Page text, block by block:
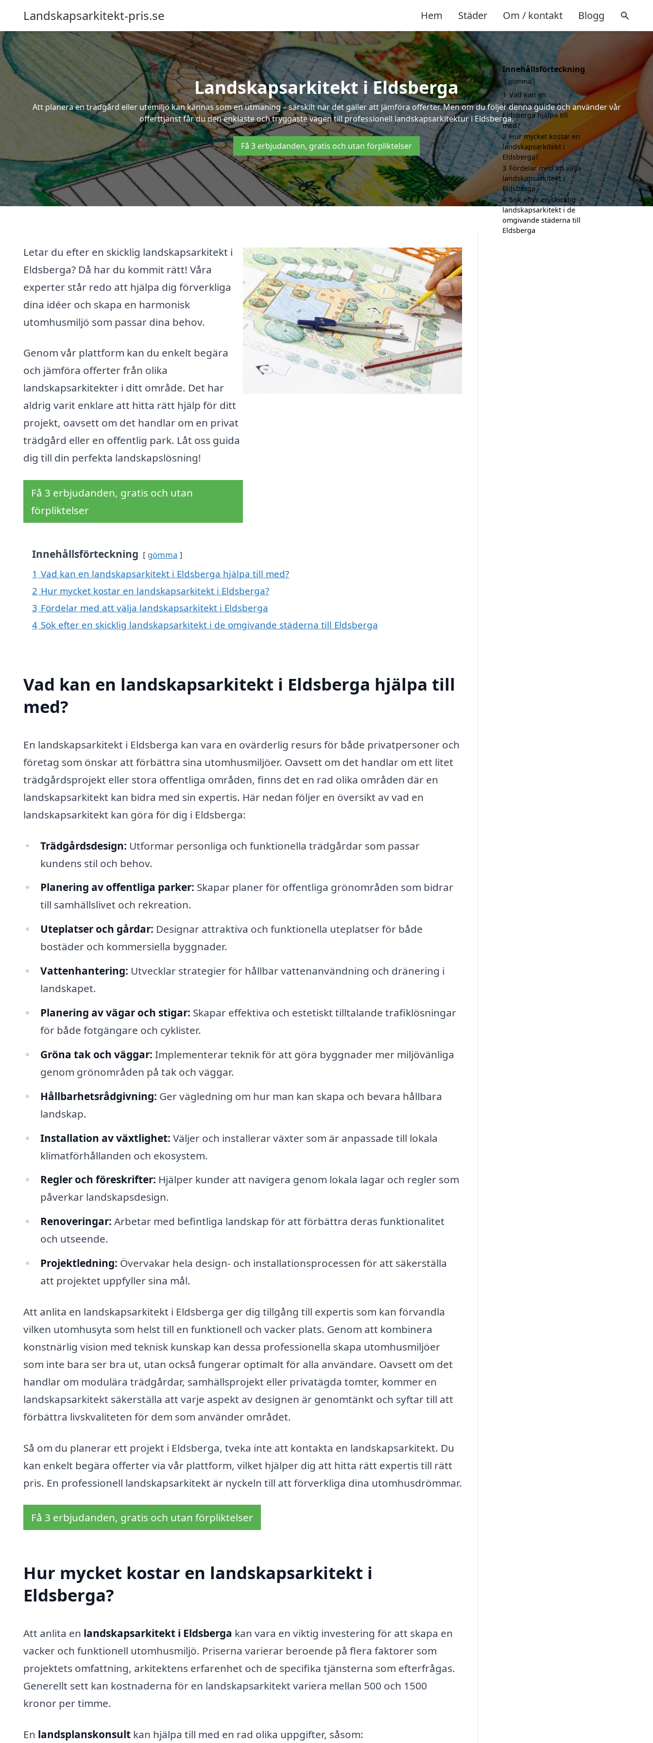
Landskapsarkitekt-pris.se Hem Städer Om / kontakt Blogg
Landskapsarkitekt i Eldsberga
Att planera en trädgård eller utemiljö kan kännas som en utmaning – särskilt när det gäller att jämföra offerter. Men om du följer denna guide och använder vår
offerttjänst får du den enklaste och tryggaste vägen till professionell landskapsarkitektur i Eldsberga.
Få 3 erbjudanden, gratis och utan förpliktelser
Letar du efter en skicklig landskapsarkitekt i
Eldsberga? Då har du kommit rätt! Våra
experter står redo att hjälpa dig förverkliga
dina idéer och skapa en harmonisk
utomhusmiljö som passar dina behov.
Genom vår plattform kan du enkelt begära
och jämföra offerter från olika
landskapsarkitekter i ditt område. Det har
aldrig varit enklare att hitta rätt hjälp för ditt
projekt, oavsett om det handlar om en privat
trädgård eller en offentlig park. Låt oss guida
dig till din perfekta landskapslösning!
Få 3 erbjudanden, gratis och utan
förpliktelser
Innehållsförteckning gömma
1 Vad kan en landskapsarkitekt i Eldsberga hjälpa till med?
2 Hur mycket kostar en landskapsarkitekt i Eldsberga?
3 Fördelar med att välja landskapsarkitekt i Eldsberga
4 Sök efter en skicklig landskapsarkitekt i de omgivande städerna till Eldsberga
Vad kan en landskapsarkitekt i Eldsberga hjälpa till
med?
En landskapsarkitekt i Eldsberga kan vara en ovärderlig resurs för både privatpersoner och
företag som önskar att förbättra sina utomhusmiljöer. Oavsett om det handlar om ett litet
trädgårdsprojekt eller stora offentliga områden, finns det en rad olika områden där en
landskapsarkitekt kan bidra med sin expertis. Här nedan följer en översikt av vad en
landskapsarkitekt kan göra för dig i Eldsberga:
Trädgårdsdesign: Utformar personliga och funktionella trädgårdar som passar
kundens stil och behov.
Planering av offentliga parker: Skapar planer för offentliga grönområden som bidrar
till samhällslivet och rekreation.
Uteplatser och gårdar: Designar attraktiva och funktionella uteplatser för både
bostäder och kommersiella byggnader.
Vattenhantering: Utvecklar strategier för hållbar vattenanvändning och dränering i
landskapet.
Planering av vägar och stigar: Skapar effektiva och estetiskt tilltalande trafiklösningar
för både fotgängare och cyklister.
Gröna tak och väggar: Implementerar teknik för att göra byggnader mer miljövänliga
genom grönområden på tak och väggar.
Hållbarhetsrådgivning: Ger vägledning om hur man kan skapa och bevara hållbara
landskap.
Installation av växtlighet: Väljer och installerar växter som är anpassade till lokala
klimatförhållanden och ekosystem.
Regler och föreskrifter: Hjälper kunder att navigera genom lokala lagar och regler som
påverkar landskapsdesign.
Renoveringar: Arbetar med befintliga landskap för att förbättra deras funktionalitet
och utseende.
Projektledning: Övervakar hela design- och installationsprocessen för att säkerställa
att projektet uppfyller sina mål.
Att anlita en landskapsarkitekt i Eldsberga ger dig tillgång till expertis som kan förvandla
vilken utomhusyta som helst till en funktionell och vacker plats. Genom att kombinera
konstnärlig vision med teknisk kunskap kan dessa professionella skapa utomhusmiljöer
som inte bara ser bra ut, utan också fungerar optimalt för alla användare. Oavsett om det
handlar om modulära trädgårdar, samhällsprojekt eller privatägda tomter, kommer en
landskapsarkitekt säkerställa att varje aspekt av designen är genomtänkt och syftar till att
förbättra livskvaliteten för dem som använder området.
Så om du planerar ett projekt i Eldsberga, tveka inte att kontakta en landskapsarkitekt. Du
kan enkelt begära offerter via vår plattform, vilket hjälper dig att hitta rätt expertis till rätt
pris. En professionell landskapsarkitekt är nyckeln till att förverkliga dina utomhusdrömmar.
Få 3 erbjudanden, gratis och utan förpliktelser
Hur mycket kostar en landskapsarkitekt i
Eldsberga?
Att anlita en landskapsarkitekt i Eldsberga kan vara en viktig investering för att skapa en
vacker och funktionell utomhusmiljö. Priserna varierar beroende på flera faktorer som
projektets omfattning, arkitektens erfarenhet och de specifika tjänsterna som efterfrågas.
Generellt sett kan kostnaderna för en landskapsarkitekt variera mellan 500 och 1500
kronor per timme.
En landsplanskonsult kan hjälpa till med en rad olika uppgifter, såsom:
Innehållsförteckning
gömma
1 Vad kan en
landskapsarkitekt i
Eldsberga hjälpa till
med?
2 Hur mycket kostar en
landskapsarkitekt i
Eldsberga?
3 Fördelar med att välja
landskapsarkitekt i
Eldsberga
4 Sök efter en skicklig
landskapsarkitekt i de
omgivande städerna till
Eldsberga